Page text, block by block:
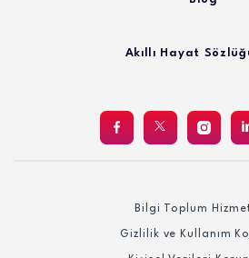
Akıllı Hayat
Bilgi Toplum
Gizlilik ve Kullanım